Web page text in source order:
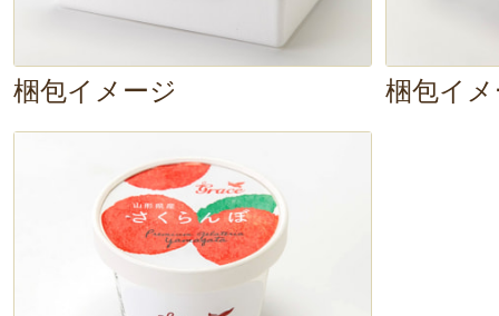
梱包イメージ 梱包イ